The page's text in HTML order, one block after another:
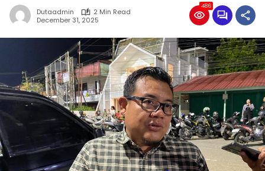
Dutaadmin
2 Min Read
December 31, 2025
486